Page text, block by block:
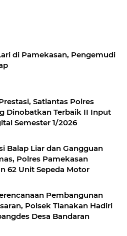
di Pamekasan, Pengemudi
Satlantas Polres
Dinobatkan Terbaik II Input
Semester 1/2026
Balap Liar dan Gangguan
Polres Pamekasan
62 Unit Sepeda Motor
Pembangunan
Polsek Tlanakan Hadiri
Desa Bandaran